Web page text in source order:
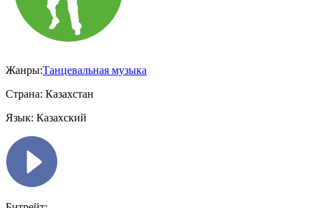
Жанры:Танцевальная музыка
Страна: Казахстан
Язык: Казахский